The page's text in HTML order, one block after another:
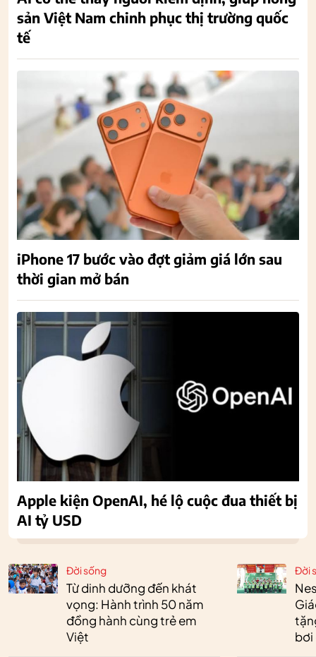
Đời sống
Từ dinh dưỡng đến khát
vọng: Hành trình 50 năm
đồng hành cùng trẻ em
Việt
Đời
bơi
sản Việt Nam chinh phục thị trường quốc
tế
iPhone 17 bước vào đợt giảm giá lớn sau
thời gian mở bán
Apple kiện OpenAI, hé lộ cuộc đua thiết bị
AI tỷ USD